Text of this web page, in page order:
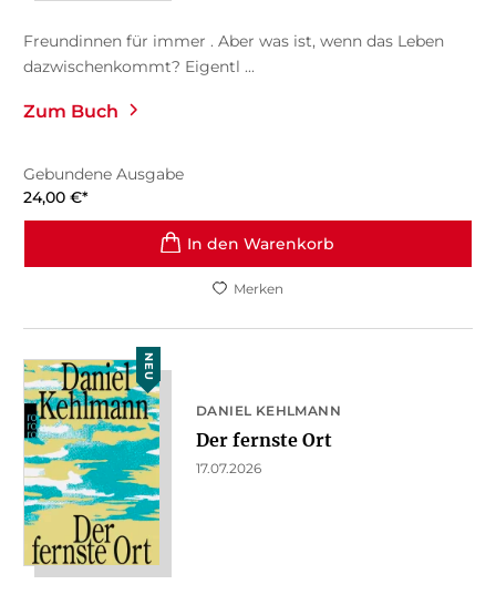
Freundinnen für immer . Aber was ist, wenn das Leben
dazwischenkommt? Eigentl ...
Zum Buch
Gebundene Ausgabe
24,00 €*
In den Warenkorb
Merken
NEU
DANIEL KEHLMANN
Der fernste Ort
17.07.2026